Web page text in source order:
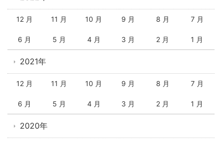
12 月 11 月 10 月 9 月 8 月 7 月
6 月 5 月 4 月 3 月 2 月 1 月
2021年
12 月 11 月 10 月 9 月 8 月 7 月
6 月 5 月 4 月 3 月 2 月 1 月
2020年